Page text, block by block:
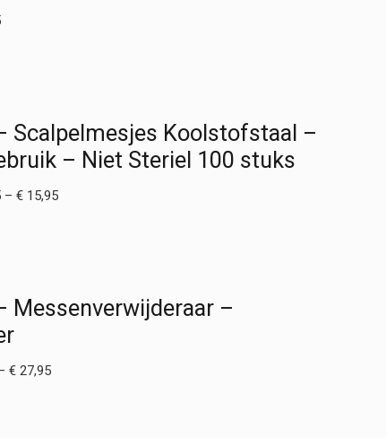
Scalpelmesjes Koolstofstaal –
– Niet Steriel 100 stuks
– €15,95Prijsklasse:
Messenverwijderaar –
€27,95Prijsklasse: